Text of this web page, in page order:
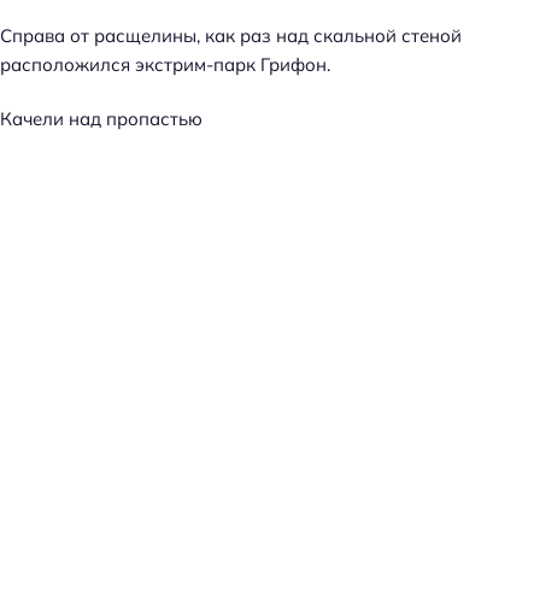
Справа от расщелины, как раз над скальной стеной
расположился экстрим-парк Грифон.
Качели над пропастью